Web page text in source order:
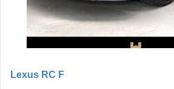
Lexus RC F